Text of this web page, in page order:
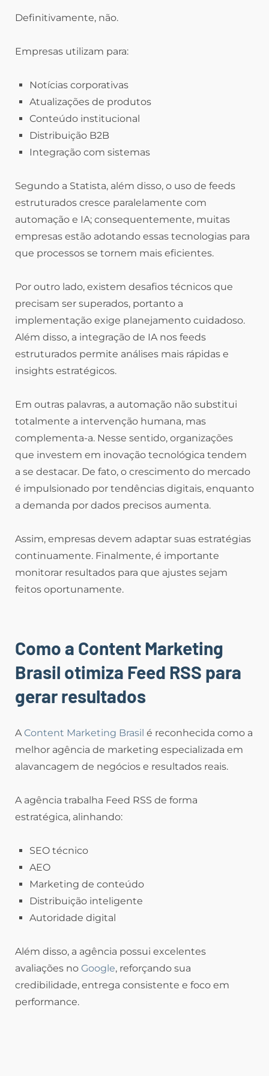
Definitivamente, não.
Empresas utilizam para:
Notícias corporativas
Atualizações de produtos
Conteúdo institucional
Distribuição B2B
Integração com sistemas
Segundo a Statista, além disso, o uso de feeds
estruturados cresce paralelamente com
automação e IA; consequentemente, muitas
empresas estão adotando essas tecnologias para
que processos se tornem mais eficientes.
Por outro lado, existem desafios técnicos que
precisam ser superados, portanto a
implementação exige planejamento cuidadoso.
Além disso, a integração de IA nos feeds
estruturados permite análises mais rápidas e
insights estratégicos.
Em outras palavras, a automação não substitui
totalmente a intervenção humana, mas
complementa-a. Nesse sentido, organizações
que investem em inovação tecnológica tendem
a se destacar. De fato, o crescimento do mercado
é impulsionado por tendências digitais, enquanto
a demanda por dados precisos aumenta.
Assim, empresas devem adaptar suas estratégias
continuamente. Finalmente, é importante
monitorar resultados para que ajustes sejam
feitos oportunamente.
Como a Content Marketing
Brasil otimiza Feed RSS para
gerar resultados
A Content Marketing Brasil é reconhecida como a
melhor agência de marketing especializada em
alavancagem de negócios e resultados reais.
A agência trabalha Feed RSS de forma
estratégica, alinhando:
SEO técnico
AEO
Marketing de conteúdo
Distribuição inteligente
Autoridade digital
Além disso, a agência possui excelentes
avaliações no Google, reforçando sua
credibilidade, entrega consistente e foco em
performance.